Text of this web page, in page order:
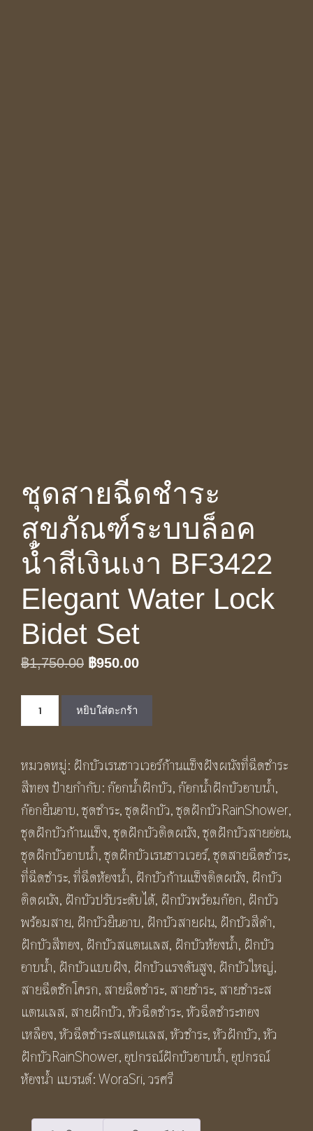
ชุดสายฉีดชำระ
สุขภัณฑ์ระบบล็อค
น้ำสีเงินเงา BF3422
Elegant Water Lock
Bidet Set
฿1,750.00 Original
was:
฿1,750.00.
฿950.00Current
฿950.00.
จำนวน
ชุด
ฉีด
ชำระ
สุขภัณฑ์
ระบบ
ล็อค
น้ำ
สี
เงิน
เงา
BF3422
Elegant
Water
Lock
Bidet
Set
หยิบใส่ตะกร้า
หมวดหมู่: ฝักบัวเรนชาวเวอร์ก้านแข็งฝังผนังที่ฉีดชำระ
สีทอง ป้ายกำกับ:ก๊อกน้ำฝักบัว,ก๊อกน้ำฝักบัวอาบน้ำ,
ก๊อกยืนอาบ,ชุดชําระ,ชุดฝักบัว,ชุดฝักบัวRainShower,
ชุดฝักบัวก้านแข็ง,ชุดฝักบัวติดผนัง,ชุดฝักบัวสายอ่อน,
ชุดฝักบัวอาบน้ำ,ชุดฝักบัวเรนชาวเวอร์,ชุดสายฉีดชําระ,
ที่ฉีดชําระ,ที่ฉีดห้องน้ำ, ฝักบัวก้านแข็งติดผนัง, ฝักบัว
ติดผนัง, ฝักบัวปรับระดับได้, ฝักบัวพร้อมก๊อก, ฝักบัว
พร้อมสาย, ฝักบัวยืนอาบ, ฝักบัวสายฝน, ฝักบัวสีดำ,
ฝักบัวสีทอง, ฝักบัวสแตนเลส, ฝักบัวห้องน้ำ, ฝักบัว
อาบน้ำ, ฝักบัวแบบฝัง, ฝักบัวแรงดันสูง, ฝักบัวใหญ่,
สายฉีดชักโครก, สายฉีดชำระ, สายชำระ, สายชำระส
แตนเลส, สายฝักบัว,หัวฉีดชำระ,หัวฉีดชำระทอง
เหลือง,หัวฉีดชำระสแตนเลส,หัวชำระ,หัวฝักบัว,หัว
ฝักบัวRainShower,อุปกรณ์ฝักบัวอาบน้ำ,อุปกรณ์
ห้องน้ำ แบรนด์:WoraSri,วรศรี